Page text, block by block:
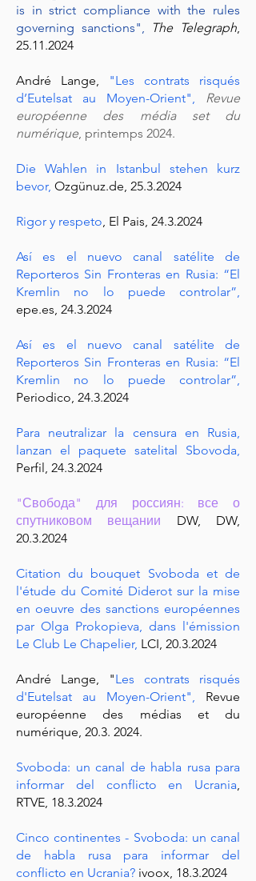
is in strict compliance with the rules
governing sanctions", The Telegraph,
25.11.2024
André Lange,
"Les contrats risqués
d’Eutelsat au Moyen-Orient", Revue
européenne des média set du
numérique, printemps 2024.
Die Wahlen in Istanbul stehen kurz
bevor, Ozgünuz.de, 25.3.2024
Rigor y respeto, El Pais, 24.3.2024
Así es el nuevo canal satélite de
Reporteros Sin Fronteras en Rusia: “El
Kremlin no lo puede controlar”,
epe.es, 24.3.2024
Así es el nuevo canal satélite de
Reporteros Sin Fronteras en Rusia: “El
Kremlin no lo puede controlar”,
Periodico, 24.3.2024
Para neutralizar la censura en Rusia,
lanzan el paquete satelital Sbovoda,
Perfil, 24.3.2024
"Свобода" для россиян: все о
спутниковом вещании
DW, DW,
20.3.2024
Citation du bouquet Svoboda et de
l'étude du Comité Diderot sur la mise
en oeuvre des sanctions européennes
par Olga Prokopieva, dans l'émission
Le Club Le Chapelier, LCI, 20.3.2024
André Lange, "Les contrats risqués
d'Eutelsat au Moyen-Orient", Revue
européenne des médias et du
numérique, 20.3. 2024.
Svoboda: un canal de habla rusa para
informar del conflicto en Ucrania,
RTVE, 18.3.2024
Cinco continentes - Svoboda: un canal
de habla rusa para informar del
conflicto en Ucrania? ivoox, 18.3.2024